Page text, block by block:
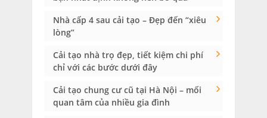
Nhà cấp 4 sau cải tạo – Đẹp đến “xiêu
lòng”
Cải tạo nhà trọ đẹp, tiết kiệm chi phí
chỉ với các bước dưới đây
Cải tạo chung cư cũ tại Hà Nội – mối
quan tâm của nhiều gia đình